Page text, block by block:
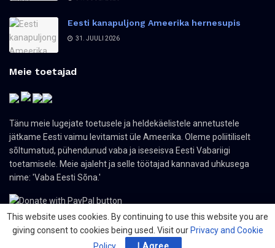
Eesti kanapuljong Ameerika hernesupis
31. JUULI 2026
Meie toetajad
Tänu meie lugejate toetusele ja heldekäelistele annetustele
jätkame Eesti vaimu levitamist üle Ameerika. Oleme poliitiliselt
sõltumatud, pühendunud vaba ja iseseisva Eesti Vabariigi
toetamisele. Meie ajaleht ja selle töötajad kannavad uhkusega
nime: 'Vaba Eesti Sõna.'
This website uses cookies. By continuing to use this website you are
giving consent to cookies being used. Visit our Privacy and Cookie